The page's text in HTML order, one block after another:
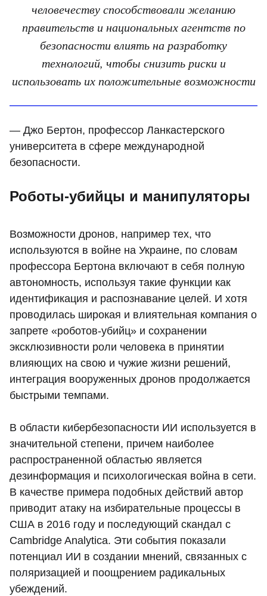
человечеству способствовали желанию
правительств и национальных агентств по
безопасности влиять на разработку
технологий, чтобы снизить риски и
использовать их положительные возможности
— Джо Бертон, профессор Ланкастерского
университета в сфере международной
безопасности.
Роботы-убийцы и манипуляторы
Возможности дронов, например тех, что
используются в войне на Украине, по словам
профессора Бертона включают в себя полную
автономность, используя такие функции как
идентификация и распознавание целей. И хотя
проводилась широкая и влиятельная компания о
запрете «роботов-убийц» и сохранении
эксклюзивности роли человека в принятии
влияющих на свою и чужие жизни решений,
интеграция вооруженных дронов продолжается
быстрыми темпами.
В области кибербезопасности ИИ используется в
значительной степени, причем наиболее
распространенной областью является
дезинформация и психологическая война в сети.
В качестве примера подобных действий автор
приводит атаку на избирательные процессы в
США в 2016 году и последующий скандал с
Cambridge Analytica. Эти события показали
потенциал ИИ в создании мнений, связанных с
поляризацией и поощрением радикальных
убеждений.